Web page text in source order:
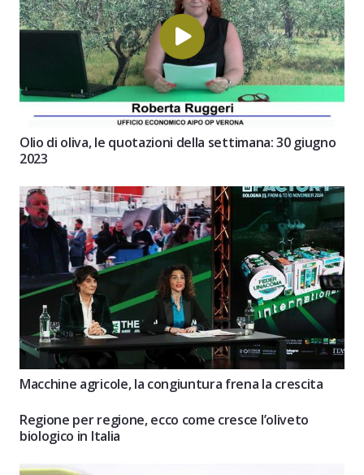
Olio di oliva, le quotazioni della settimana: 30 giugno
2023
Macchine agricole, la congiuntura frena la crescita
Regione per regione, ecco come cresce l’oliveto
biologico in Italia